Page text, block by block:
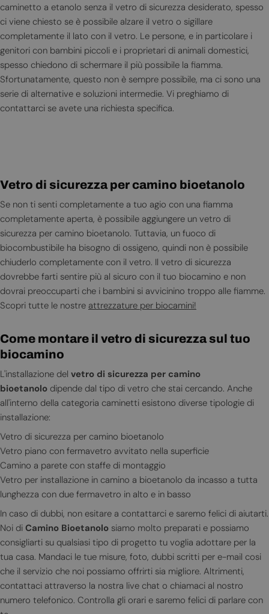
caminetto a etanolo senza il vetro di sicurezza desiderato, spesso
ci viene chiesto se è possibile alzare il vetro o sigillare
completamente il lato con il vetro. Le persone, e in particolare i
genitori con bambini piccoli e i proprietari di animali domestici,
spesso chiedono di schermare il più possibile la fiamma.
Sfortunatamente, questo non è sempre possibile, ma ci sono una
serie di alternative e soluzioni intermedie. Vi preghiamo di
contattarci se avete una richiesta specifica.
Vetro di sicurezza per camino bioetanolo
Se non ti senti completamente a tuo agio con una fiamma
completamente aperta, è possibile aggiungere un vetro di
sicurezza per camino bioetanolo. Tuttavia, un fuoco di
biocombustibile ha bisogno di ossigeno, quindi non è possibile
chiuderlo completamente con il vetro. Il vetro di sicurezza
dovrebbe farti sentire più al sicuro con il tuo biocamino e non
dovrai preoccuparti che i bambini si avvicinino troppo alle fiamme.
Scopri tutte le nostre attrezzature per biocamini!
Come montare il vetro di sicurezza sul tuo
biocamino
L'installazione del vetro di sicurezza per camino
bioetanolo dipende dal tipo di vetro che stai cercando. Anche
all'interno della categoria caminetti esistono diverse tipologie di
installazione:
Vetro di sicurezza per camino bioetanolo
Vetro piano con fermavetro avvitato nella superficie
Camino a parete con staffe di montaggio
Vetro per installazione in camino a bioetanolo da incasso a tutta
lunghezza con due fermavetro in alto e in basso
In caso di dubbi, non esitare a contattarci e saremo felici di aiutarti.
Noi di Camino Bioetanolo siamo molto preparati e possiamo
consigliarti su qualsiasi tipo di progetto tu voglia adottare per la
tua casa. Mandaci le tue misure, foto, dubbi scritti per e-mail cosi
che il servizio che noi possiamo offrirti sia migliore. Altrimenti,
contattaci attraverso la nostra live chat o chiamaci al nostro
numero telefonico. Controlla gli orari e saremo felici di parlare con